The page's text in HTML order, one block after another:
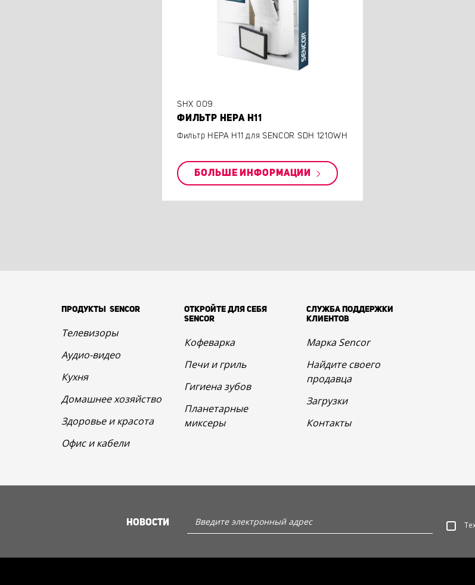
SHX 009
ФИЛЬТР HEPA H11
Фильтр HEPA H11 для SENCOR SDH 1210WH
БОЛЬШЕ ИНФОРМАЦИИ
ПРОДУКТЫ SENCOR
Телевизоры
Аудио-видео
Кухня
Домашнее хозяйство
Здоровье и красота
Офис и кабели
ОТКРОЙТЕ ДЛЯ СЕБЯ
SENCOR
Кофеварка
Печи и гриль
Гигиена зубов
Планетарные
миксеры
СЛУЖБА ПОДДЕРЖКИ
КЛИЕНТОВ
Марка Sencor
Найдите своего
продавца
Загрузки
Контакты
НОВОСТИ